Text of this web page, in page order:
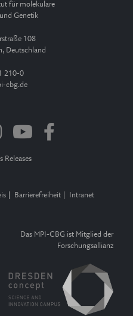
für molekulare
Genetik
108
Deutschland
210-0
cbg.de
Releases
Barrierefreiheit Intranet
Das MPI-CBG ist Mitglied der
Forschungsallianz